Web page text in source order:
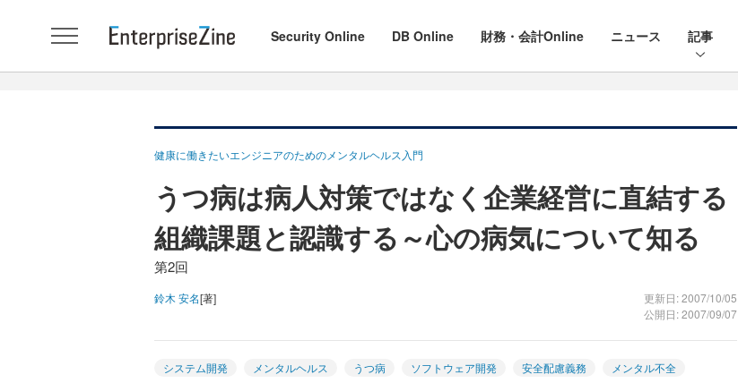
Security Online DB Online 財務・会計Online ニュース 記事
健康に働きたいエンジニアのためのメンタルヘルス入門
うつ病は病人対策ではなく企業経営に直結する
組織課題と認識する～心の病気について知る
第2回
鈴木 安名[著]
更新日: 2007/10/05
公開日: 2007/09/07
システム開発 メンタルヘルス うつ病 ソフトウェア開発 安全配慮義務 メンタル不全